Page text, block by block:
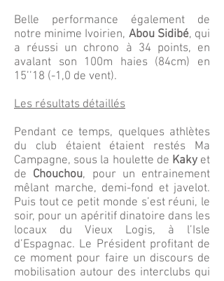
Belle performance également de
notre minime Ivoirien, Abou Sidibé, qui
a réussi un chrono à 34 points, en
avalant son 100m haies (84cm) en
15’’18 (-1,0 de vent).
Les résultats détaillés
Pendant ce temps, quelques athlètes
du club étaient étaient restés Ma
Campagne, sous la houlette de Kakyet
de Chouchou, pour un entrainement
mêlant marche, demi-fond et javelot.
Puis tout ce petit monde s’est réuni, le
soir, pour un apéritif dinatoire dans les
locaux du Vieux Logis, à l’Isle
d’Espagnac. Le Président profitant de
ce moment pour faire un discours de
mobilisation autour des interclubs qui